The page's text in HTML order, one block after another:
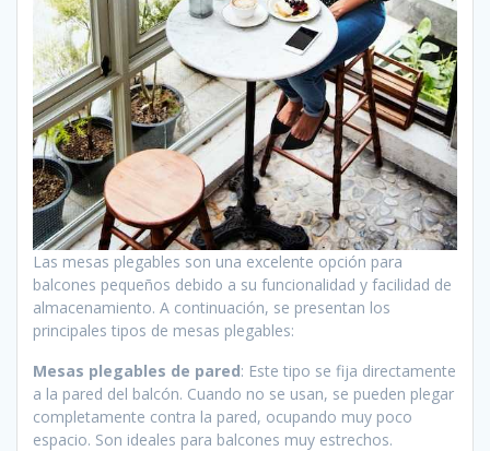
Las mesas plegables son una excelente opción para
balcones pequeños debido a su funcionalidad y facilidad de
almacenamiento. A continuación, se presentan los
principales tipos de mesas plegables:
Mesas plegables de pared: Este tipo se fija directamente
a la pared del balcón. Cuando no se usan, se pueden plegar
completamente contra la pared, ocupando muy poco
espacio. Son ideales para balcones muy estrechos.